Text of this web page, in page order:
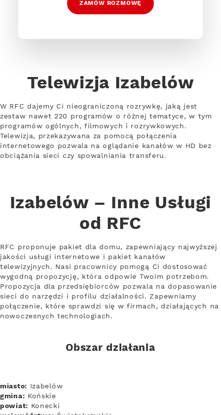
ZAMÓW ROZMOWĘ
Telewizja Izabelów
W RFC dajemy Ci nieograniczoną rozrywkę, jaką jest
zestaw nawet 220 programów o różnej tematyce, w tym
programów ogólnych, filmowych i rozrywkowych.
Telewizja, przekazywana za pomocą połączenia
internetowego pozwala na oglądanie kanałów w HD bez
obciążania sieci czy spowalniania transferu.
Izabelów – Inne Usługi
od RFC
RFC proponuje pakiet dla domu, zapewniający najwyższej
jakości usługi internetowe i pakiet kanałów
telewizyjnych. Nasi pracownicy pomogą Ci dostosować
wygodną propozycję, która odpowie Twoim potrzebom.
Propozycja dla przedsiębiorców pozwala na dopasowanie
sieci do narzędzi i profilu działalności. Zapewniamy
połączenie, które sprawdzi się w firmach, działających na
nowoczesnych technologiach.
Obszar działania
miasto: Izabelów
gmina: Końskie
powiat: Konecki